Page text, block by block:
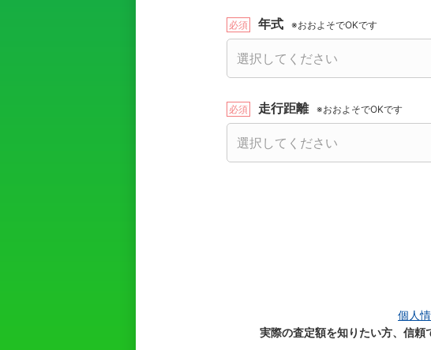
年式 ※おおよそでOKです
走行距離 ※おおよそでOKです
個人
実際の査定額を知りたい方、信